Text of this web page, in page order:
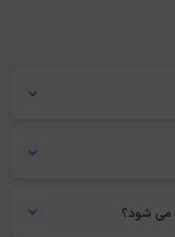
مانند سوختگی یا بریدگی
پوست و برخی مشکلات پوستی
می شود؟